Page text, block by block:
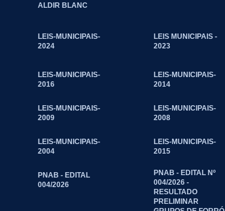
ALDIR BLANC
LEIS-MUNICIPAIS-
2024
LEIS MUNICIPAIS -
2023
LEIS-MUNICIPAIS-
2016
LEIS-MUNICIPAIS-
2014
LEIS-MUNICIPAIS-
2009
LEIS-MUNICIPAIS-
2008
LEIS-MUNICIPAIS-
2004
LEIS-MUNICIPAIS-
2015
PNAB - EDITAL
004/2026
PNAB - EDITAL Nº
004/2026 -
RESULTADO
PRELIMINAR